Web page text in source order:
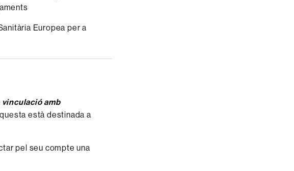
Europea per a
amb
està destinada a
pel seu compte una